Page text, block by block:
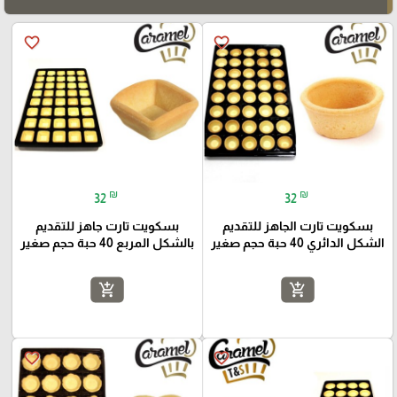
favorite_border
32 ₪
بسكويت تارت الجاهز للتقديم
الشكل الدائري 40 حبة حجم صغير
add_shopping_cart
favorite_border
32 ₪
بسكويت تارت جاهز للتقديم
بالشكل المربع 40 حبة حجم صغير
add_shopping_cart
favorite_border
favorite_border